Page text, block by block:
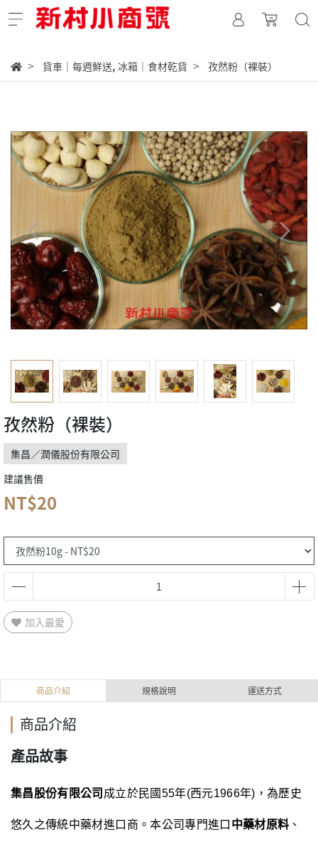
貨車｜每週鮮送, 冰箱｜食材乾貨 孜然粉（裸裝）
孜然粉（裸裝）
集昌／潤儀股份有限公司
建議售價
NT$20
加入最愛
商品介紹 規格說明 運送方式
商品介紹
產品故事
集昌股份有限公司 成立於民國55年(西元1966年)，為歷史
悠久之傳統中藥材進口商。本公司專門進口 中藥材原料 、